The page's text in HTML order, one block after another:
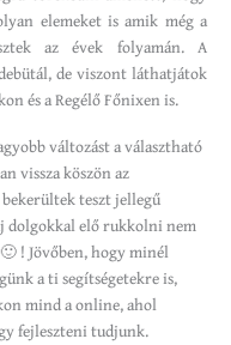
elemeket is amik még a
az évek folyamán. A
de viszont láthatjátok
és a Regélő Főnixen is.
változást a választható
vissza köszön az
teszt jellegű
dolgokkal elő rukkolni nem
! Jövőben, hogy minél
a ti segítségetekre is,
mind a online, ahol
fejleszteni tudjunk.